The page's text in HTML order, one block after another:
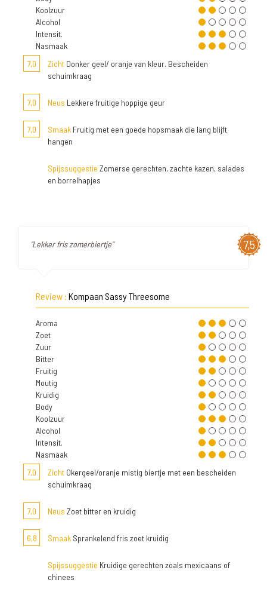
Koolzuur
Alcohol
Intensit.
Nasmaak
7,0
Zicht Donker geel/ oranje van kleur. Bescheiden
schuimkraag
7,0 Neus Lekkere fruitige hoppige geur
7,0 Smaak Fruitig met een goede hopsmaak die lang blijft
hangen
Spijssuggestie Zomerse gerechten, zachte kazen, salades
en borrelhapjes
7,5
"Lekker fris zomerbiertje"
Review : Kompaan Sassy Threesome
Aroma
Zoet
Zuur
Bitter
Fruitig
Moutig
Kruidig
Body
Koolzuur
Alcohol
Intensit.
Nasmaak
7,0
Zicht Okergeel/oranje mistig biertje met een bescheiden
schuimkraag
7,0 Neus Zoet bitter en kruidig
6,8 Smaak Sprankelend fris zoet kruidig
Spijssuggestie Kruidige gerechten zoals mexicaans of
chinees